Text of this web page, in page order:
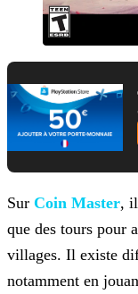
Sur Coin Master,
que des tours pour
villages. Il existe
notamment en